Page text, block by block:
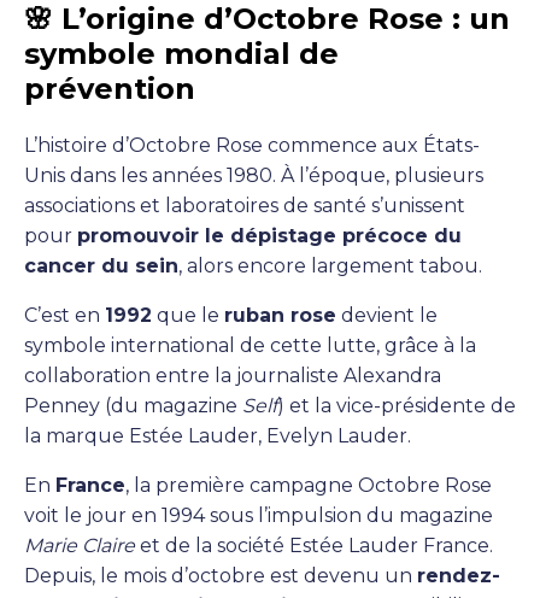
🌸 L’origine d’Octobre Rose : un
symbole mondial de
prévention
L’histoire d’Octobre Rose commence aux États-
Unis dans les années 1980. À l’époque, plusieurs
associations et laboratoires de santé s’unissent
pour promouvoir le dépistage précoce du
cancer du sein, alors encore largement tabou.
C’est en 1992 que le ruban rose devient le
symbole international de cette lutte, grâce à la
collaboration entre la journaliste Alexandra
Penney (du magazine Self) et la vice-présidente de
la marque Estée Lauder, Evelyn Lauder.
En France, la première campagne Octobre Rose
voit le jour en 1994 sous l’impulsion du magazine
Marie Claire et de la société Estée Lauder France.
Depuis, le mois d’octobre est devenu un rendez-